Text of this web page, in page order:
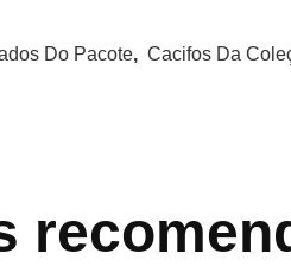
Do Pacote, Cacifos Da